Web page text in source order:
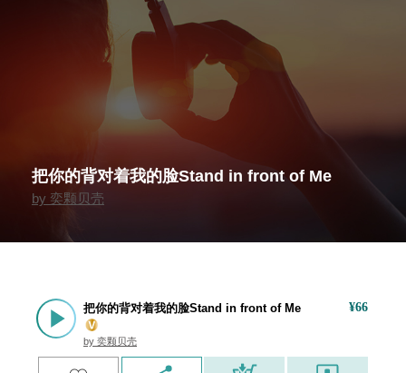
把你的背对着我的脸Stand in front of Me
by 奕颗贝壳
把你的背对着我的脸Stand in front of Me
by 奕颗贝壳
¥66